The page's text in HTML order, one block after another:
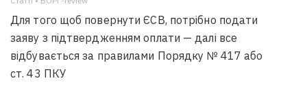
Для того щоб повернути ЄСВ, потрібно подати
заяву з підтвердженням оплати — далі все
відбувається за правилами Порядку № 417 або
ст. 43 ПКУ